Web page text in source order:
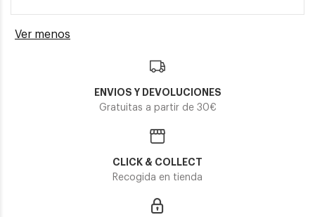
Ver menos
ENVIOS Y DEVOLUCIONES
Gratuitas a partir de 30€
CLICK & COLLECT
Recogida en tienda